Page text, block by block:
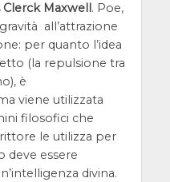
Maxwell . Poe,
all’attrazione
per quanto l’idea
(la repulsione tra
è
viene utilizzata
filosofici che
le utilizza per
deve essere
divina.